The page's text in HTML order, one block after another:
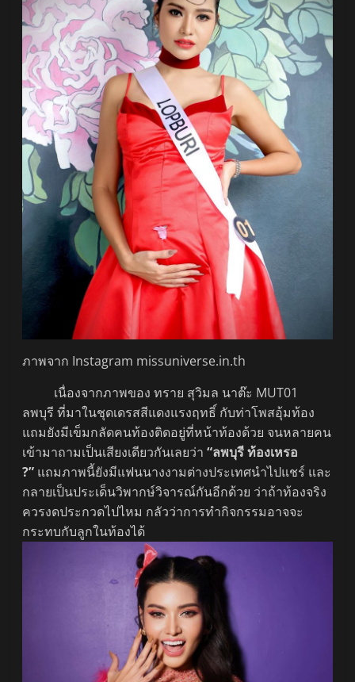
ภาพจาก Instagram missuniverse.in.th
เนื่องจากภาพของ ทราย สุวิมล นาต๊ะ MUT01
ลพบุรี ที่มาในชุดเดรสสีแดงแรงฤทธิ์ กับท่าโพสอุ้มท้อง
แถมยังมีเข็มกลัดคนท้องติดอยู่ที่หน้าท้องด้วย จนหลายคน
เข้ามาถามเป็นเสียงเดียวกันเลยว่า“ลพบุรี ท้องเหรอ
?” แถมภาพนี้ยังมีแฟนนางงามต่างประเทศนำไปแชร์ และ
กลายเป็นประเด็นวิพากษ์วิจารณ์กันอีกด้วย ว่าถ้าท้องจริง
ควรงดประกวดไปไหม กลัวว่าการทำกิจกรรมอาจจะ
กระทบกับลูกในท้องได้